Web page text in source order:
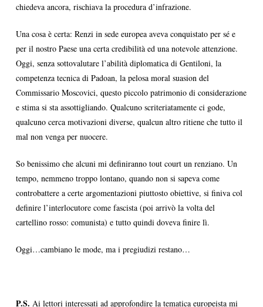
chiedeva ancora, rischiava la procedura d’infrazione.
Una cosa è certa: Renzi in sede europea aveva conquistato per sé e
per il nostro Paese una certa credibilità ed una notevole attenzione.
Oggi, senza sottovalutare l’abilità diplomatica di Gentiloni, la
competenza tecnica di Padoan, la pelosa moral suasion del
Commissario Moscovici, questo piccolo patrimonio di considerazione
e stima si sta assottigliando. Qualcuno scriteriatamente ci gode,
qualcuno cerca motivazioni diverse, qualcun altro ritiene che tutto il
mal non venga per nuocere.
So benissimo che alcuni mi definiranno tout court un renziano. Un
tempo, nemmeno troppo lontano, quando non si sapeva come
controbattere a certe argomentazioni piuttosto obiettive, si finiva col
definire l’interlocutore come fascista (poi arrivò la volta del
cartellino rosso: comunista) e tutto quindi doveva finire lì.
Oggi…cambiano le mode, ma i pregiudizi restano…
P.S. Ai lettori interessati ad approfondire la tematica europeista mi